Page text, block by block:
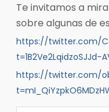
Te invitamos a
sobre algunas de
https://twitter.com/
t=1B2Ve2LqidzoSJJd-
https://twitter.com/